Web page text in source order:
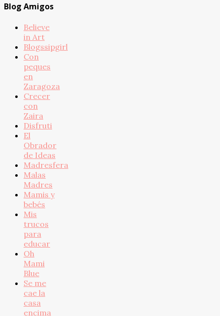
Blog Amigos
Believe
in Art
Blogssipgirl
Con
peques
en
Zaragoza
Crecer
con
Zaira
Disfruti
El
Obrador
de Ideas
Madresfera
Malas
Madres
Mamis y
bebés
Mis
trucos
para
educar
Oh
Mami
Blue
Se me
cae la
casa
encima